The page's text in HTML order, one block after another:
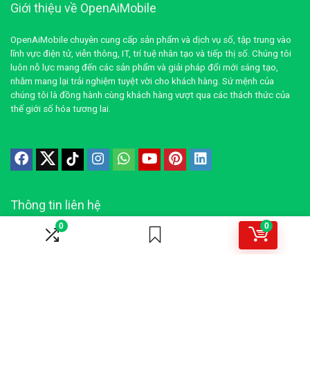
0 0
Giới thiệu về OpenAiMobile
OpenAiMobile chuyên cung cấp sản phẩm và dịch vụ số, tập trung vào
lĩnh vực điện tử, viễn thông, IT, trí tuệ nhân tạo và tiếp thị số. Chúng tôi
luôn nỗ lực mang đến các sản phẩm và giải pháp đổi mới sáng tạo,
nhằm mang lại trải nghiệm tuyệt vời cho khách hàng. Sứ mệnh của
chúng tôi là đồng hành cùng khách hàng vượt qua các thách thức của
thế giới số hóa tương lai.
Thông tin liên hệ
Địa chỉ: TP.HCM, Việt Nam